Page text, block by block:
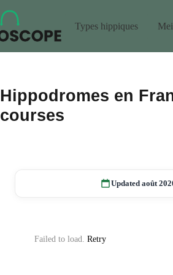
Types hippiques
Hippodromes en
courses
Updated août
Failed to load. Retry